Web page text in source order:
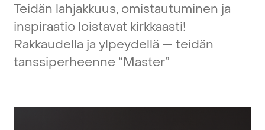
Teidän lahjakkuus, omistautuminen ja
inspiraatio loistavat kirkkaasti!
Rakkaudella ja ylpeydellä — teidän
tanssiperheenne “Master”